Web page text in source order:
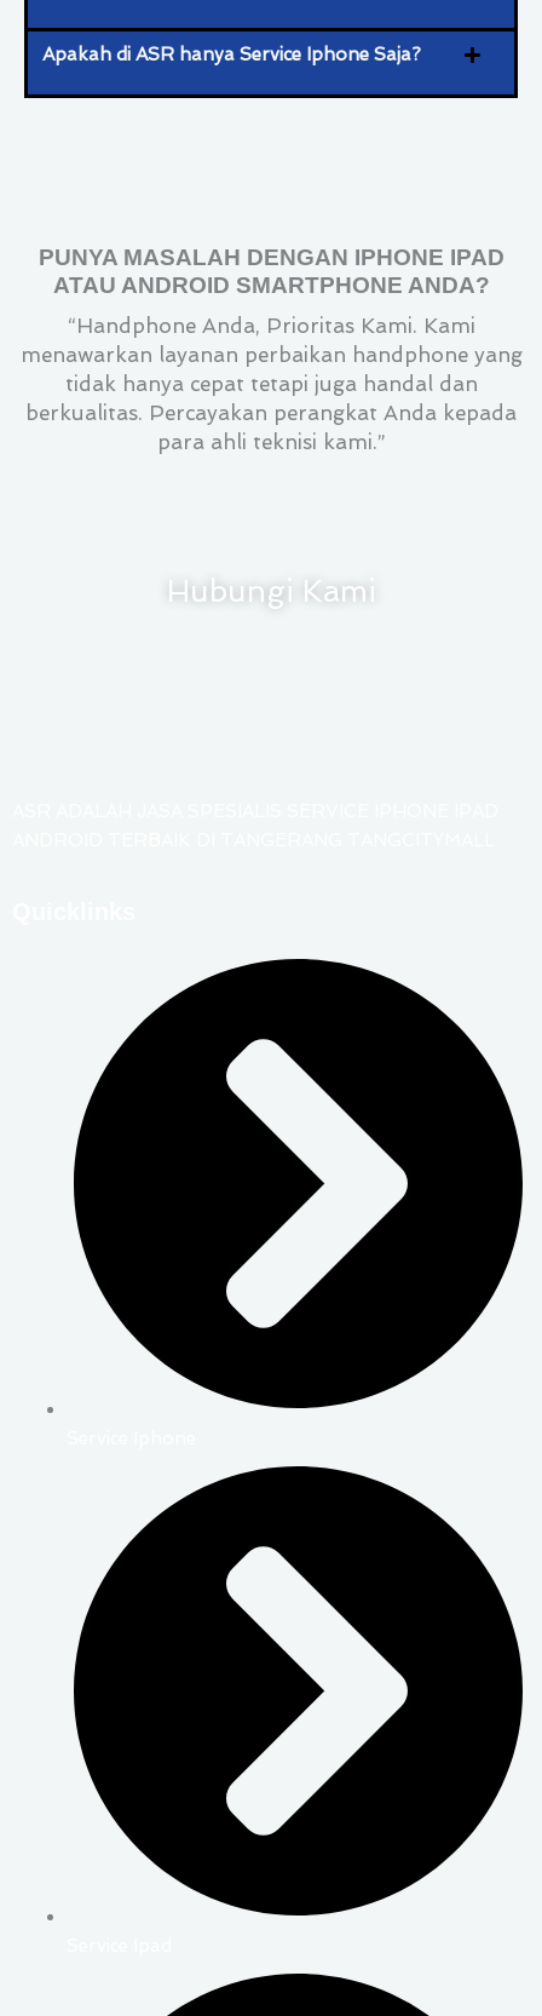
Apakah di ASR hanya Service Iphone Saja?
PUNYA MASALAH DENGAN IPHONE IPAD
ATAU ANDROID SMARTPHONE ANDA?
“Handphone Anda, Prioritas Kami. Kami
menawarkan layanan perbaikan handphone yang
tidak hanya cepat tetapi juga handal dan
berkualitas. Percayakan perangkat Anda kepada
para ahli teknisi kami.”
Hubungi Kami